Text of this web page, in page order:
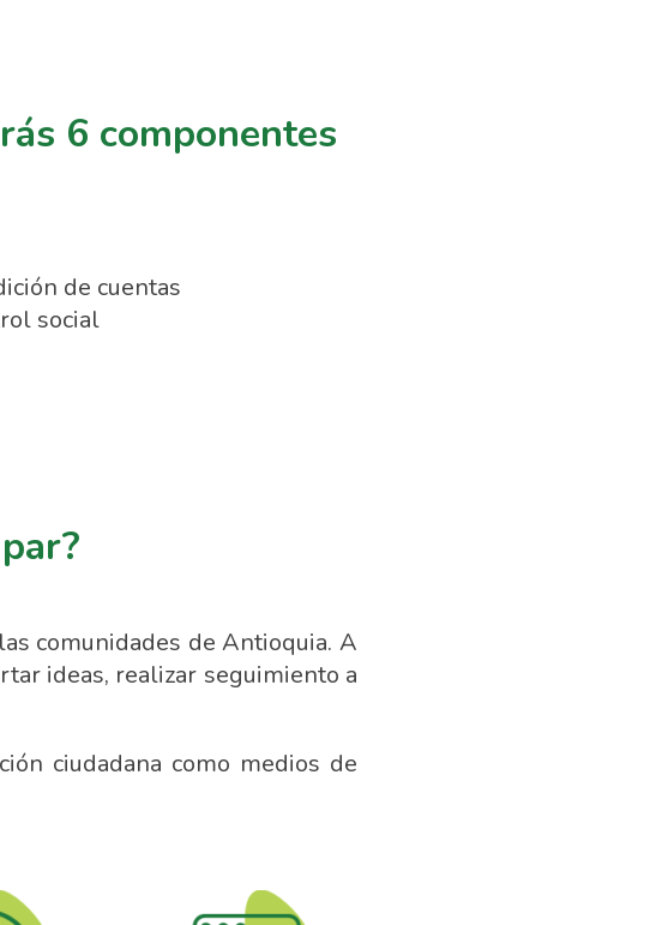
6 componentes
de cuentas
social
comunidades de Antioquia. A
ideas, realizar seguimiento a
ciudadana como medios de